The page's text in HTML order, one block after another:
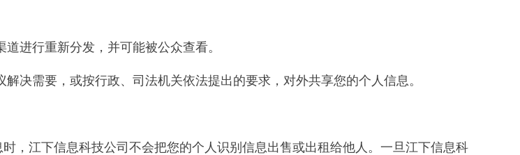
进行重新分发，并可能被公众查看。
决需要，或按行政、司法机关依法提出的要求，对外共享您的个人信息。
，江下信息科技公司不会把您的个人识别信息出售或出租给他人。一旦江下信息科